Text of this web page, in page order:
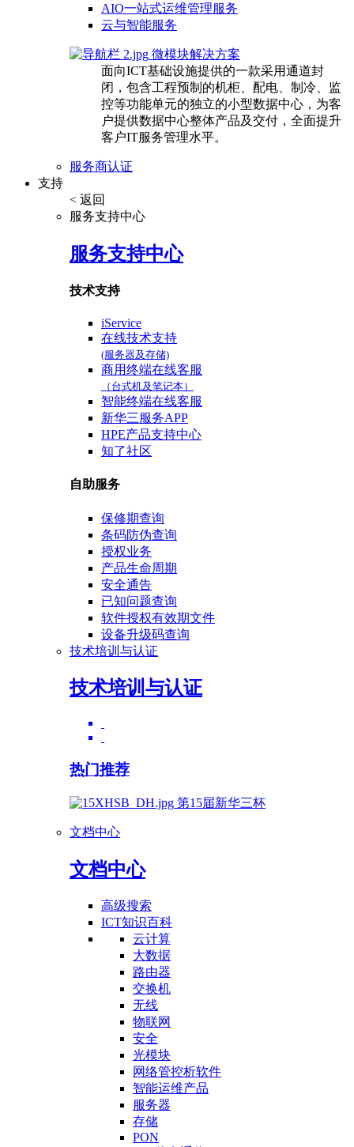
AIO一站式运维管理服务
云与智能服务
微模块解决方案
面向ICT基础设施提供的一款采用通道封
闭，包含工程预制的机柜、配电、制冷、监
控等功能单元的独立的小型数据中心，为客
户提供数据中心整体产品及交付，全面提升
客户IT服务管理水平。
服务商认证
支持
< 返回
服务支持中心
服务支持中心
技术支持
iService
在线技术支持
(服务器及存储)
商用终端在线客服
（台式机及笔记本）
智能终端在线客服
新华三服务APP
HPE产品支持中心
知了社区
自助服务
保修期查询
条码防伪查询
授权业务
产品生命周期
安全通告
已知问题查询
软件授权有效期文件
设备升级码查询
技术培训与认证
技术培训与认证
热门推荐
第15届新华三杯
文档中心
文档中心
高级搜索
ICT知识百科
云计算
大数据
路由器
交换机
无线
物联网
安全
光模块
网络管控析软件
智能运维产品
服务器
存储
PON